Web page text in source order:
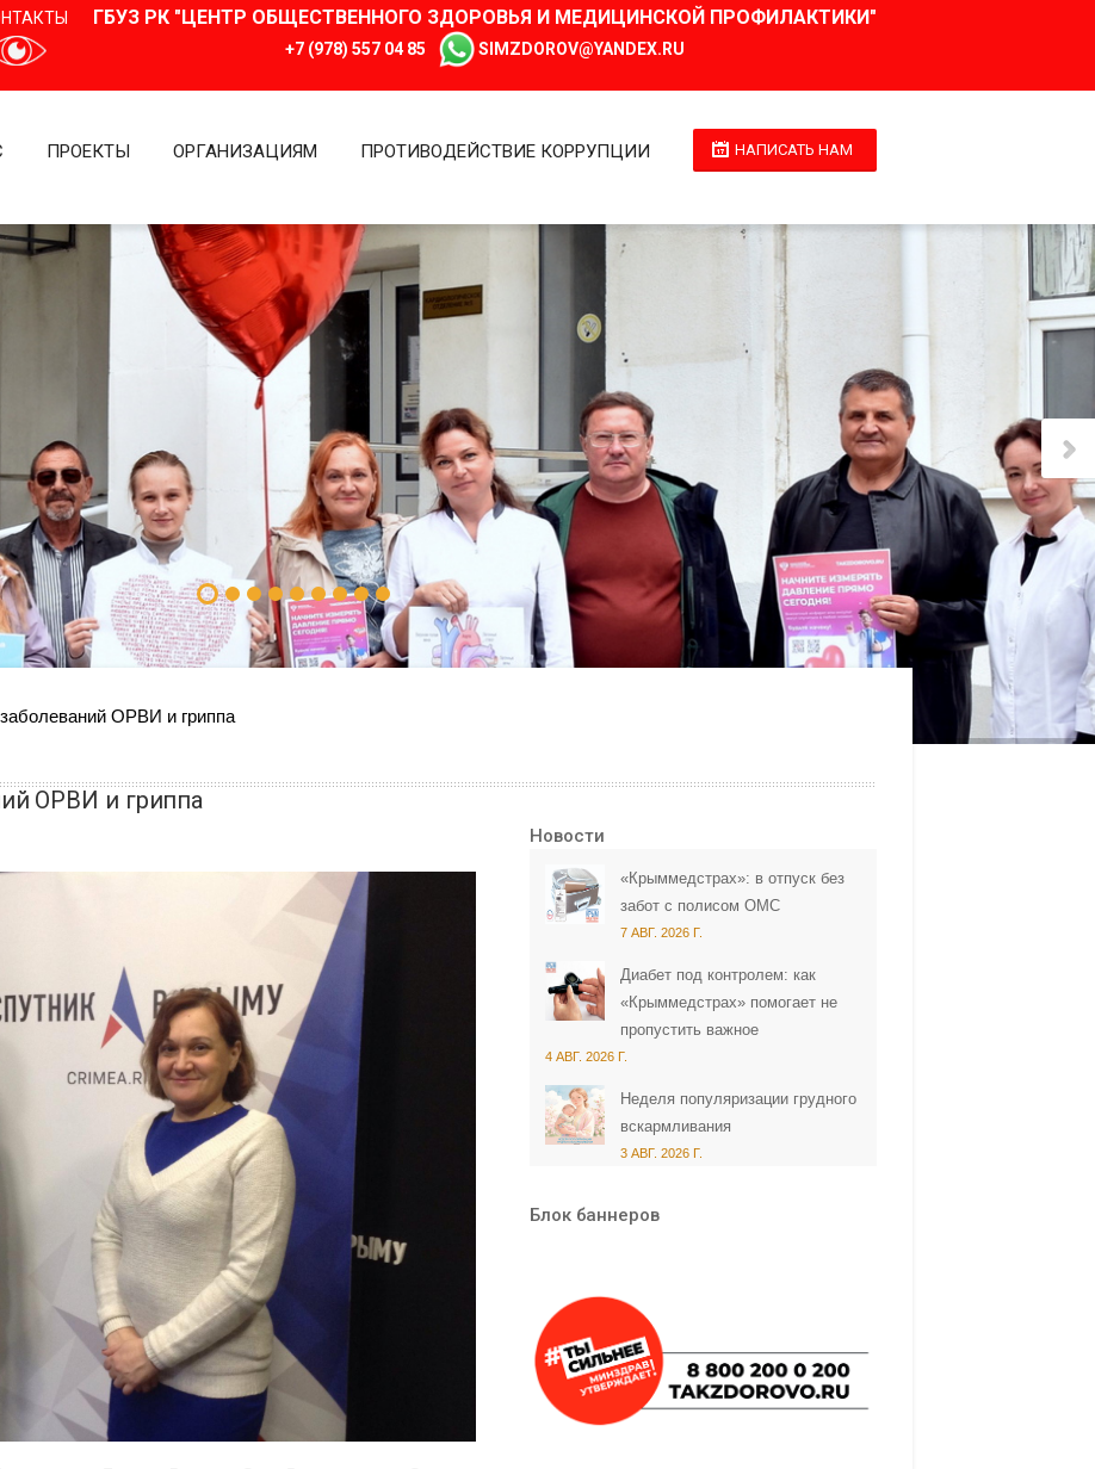
ГБУЗ РК "ЦЕНТР ОБЩЕСТВЕННОГО ЗДОРОВЬЯ И МЕДИЦИНСКОЙ ПРОФИЛАКТИКИ"
+7 (978) 557 04 85 SIMZDOROV@YANDEX.RU
НАПИСАТЬ НАМ
ПРОЕКТЫ ОРГАНИЗАЦИЯМ ПРОТИВОДЕЙСТВИЕ КОРРУПЦИИ
ОРВИ и гриппа
ОРВИ и гриппа
Новости
«Крыммедстрах»: в отпуск без
забот с полисом ОМС
7 АВГ. 2026 Г.
Диабет под контролем: как
«Крыммедстрах» помогает не
пропустить важное
4 АВГ. 2026 Г.
Неделя популяризации грудного
вскармливания
3 АВГ. 2026 Г.
Блок баннеров